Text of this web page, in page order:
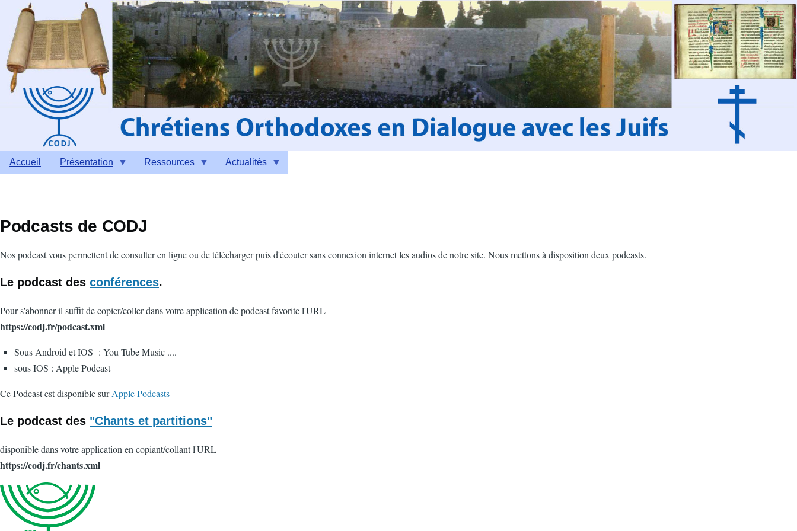
Aller au contenu principal
Accueil Présentation Ressources Actualités
Podcasts de CODJ
Nos podcast vous permettent de consulter en ligne ou de télécharger puis d'écouter sans connexion internet les audios de notre site. Nous mettons à disposition deux podcasts.
Le podcast des conférences.
Pour s'abonner il suffit de copier/coller dans votre application de podcast favorite l'URL
https://codj.fr/podcast.xml
Sous Android et IOS : You Tube Music ....
sous IOS : Apple Podcast
Ce Podcast est disponible surApple Podcasts
Le podcast des "Chants et partitions"
disponible dans votre application en copiant/collant l'URL
https://codj.fr/chants.xml